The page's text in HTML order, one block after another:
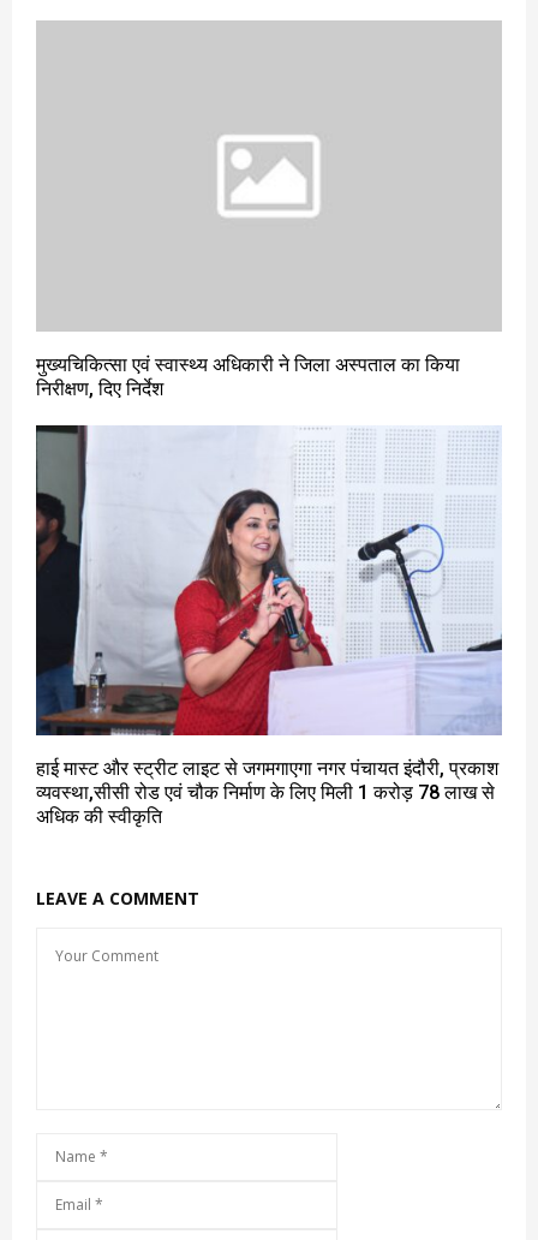
मुख्यचिकित्सा एवं स्वास्थ्य अधिकारी ने जिला अस्पताल का किया
निरीक्षण, दिए निर्देश
हाई मास्ट और स्ट्रीट लाइट से जगमगाएगा नगर पंचायत इंदौरी, प्रकाश
व्यवस्था,सीसी रोड एवं चौक निर्माण के लिए मिली 1 करोड़ 78 लाख से
अधिक की स्वीकृति
LEAVE A COMMENT